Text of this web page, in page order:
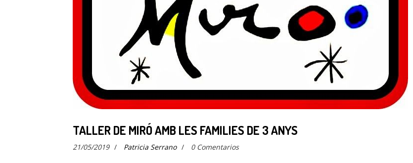
TALLER DE MIRÓ AMB LES FAMILIES DE 3 ANYS
21/05/2019 / Patricia Serrano / 0 Comentarios